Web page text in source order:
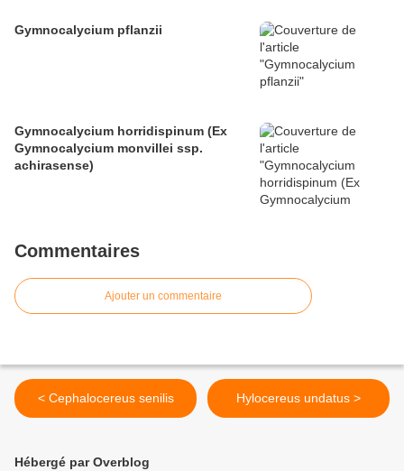
Gymnocalycium pflanzii
Gymnocalycium horridispinum (Ex
Gymnocalycium monvillei ssp.
achirasense)
Commentaires
Ajouter un commentaire
< Cephalocereus senilis Hylocereus undatus >
Hébergé par Overblog